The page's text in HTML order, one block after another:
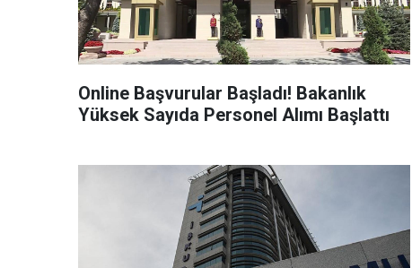
Online Başvurular Başladı! Bakanlık
Yüksek Sayıda Personel Alımı Başlattı